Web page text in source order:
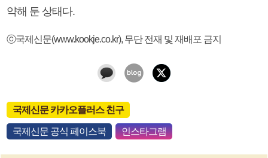
약해 둔 상태다.
ⓒ국제신문(www.kookje.co.kr), 무단 전재 및 재배포 금지
국제신문 카카오플러스 친구
국제신문 공식 페이스북 인스타그램